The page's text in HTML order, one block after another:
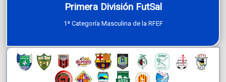
Primera División FutSal
1ª Categoría Masculina de la RFEF